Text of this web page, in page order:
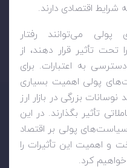
اقتصادی دارند.
می‌توانند رفتار
تأثیر قرار دهند، از
به اعتبارات. برای
پولی اهمیت بسیاری
بزرگی در بازار ارز
تأثیر بگذارند. در این
پولی بر اقتصاد
و اهمیت این تأثیرات را
کرد.